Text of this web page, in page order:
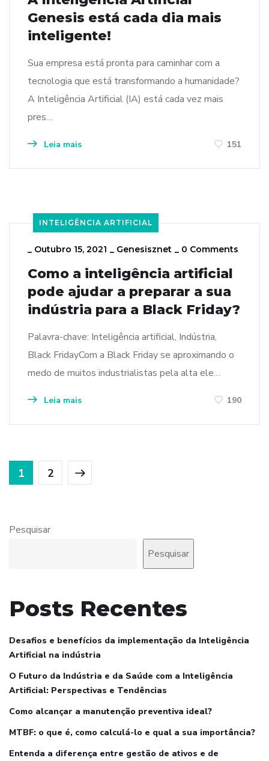
Genesis está cada dia mais
inteligente!
Sua empresa está pronta para caminhar com a
tecnologia que está transformando a humanidade?
A Inteligência Artificial (IA) está cada vez mais
pres…
Leia mais 151
INTELIGÊNCIA ARTIFICIAL
_ Outubro 15, 2021 _ Genesisznet _ 0 Comments
Como a inteligência artificial
pode ajudar a preparar a sua
indústria para a Black Friday?
Palavra-chave: Inteligência artificial, Indústria,
Black FridayCom a Black Friday se aproximando o
medo de muitos industrialistas pela alta ele…
Leia mais 190
1 2
Pesquisar
Pesquisar
Posts Recentes
Desafios e benefícios da implementação da Inteligência
Artificial na indústria
O Futuro da Indústria e da Saúde com a Inteligência
Artificial: Perspectivas e Tendências
Como alcançar a manutenção preventiva ideal?
MTBF: o que é, como calculá-lo e qual a sua importância?
Entenda a diferença entre gestão de ativos e de